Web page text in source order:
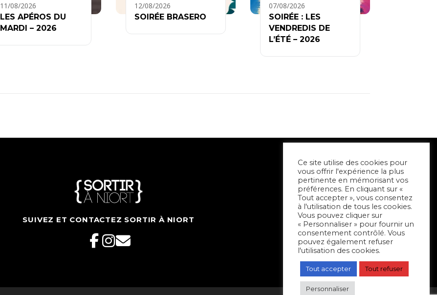
11/08/2026
LES APÉROS DU
MARDI – 2026
12/08/2026
SOIRÉE BRASERO
07/08/2026
SOIRÉE : LES
VENDREDIS DE
L’ÉTÉ – 2026
SUIVEZ ET CONTACTEZ SORTIR À NIORT
Ce site utilise des cookies pour
vous offrir l'expérience la plus
pertinente en mémorisant vos
préférences. En cliquant sur «
Tout accepter », vous consentez
à l'utilisation de tous les cookies.
Vous pouvez cliquer sur
« Personnaliser » pour fournir un
consentement contrôlé. Vous
pouvez également refuser
l'utilisation des cookies.
Tout accepter Tout refuser
Personnaliser